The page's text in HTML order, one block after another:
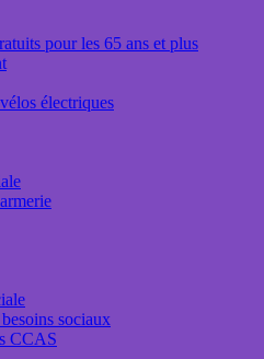
pour les 65 ans et plus
électriques
sociaux
CCAS